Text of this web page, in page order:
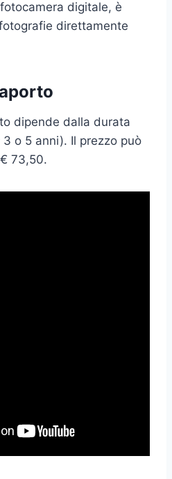
digitale, è
direttamente
dipende dalla durata
o 5 anni). Il prezzo può
73,50.